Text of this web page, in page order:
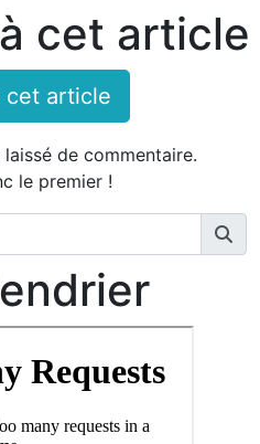
cet article
cet article
de commentaire.
le premier !